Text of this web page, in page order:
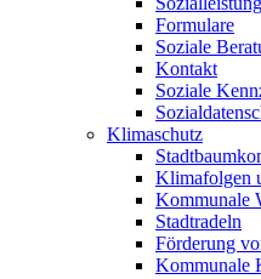
Formulare
Soziale
Kontakt
Soziale
Klimaschutz
Klimafolgen
Kommunale
Stadtradeln
Förderung
Kommunale